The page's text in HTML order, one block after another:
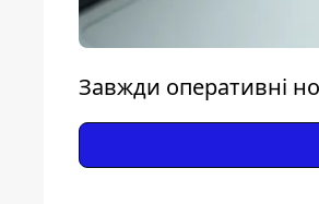
Завжди оперативні